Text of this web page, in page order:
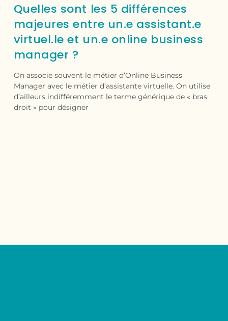
Quelles sont les 5 différences
majeures entre un.e assistant.e
virtuel.le et un.e online business
manager ?
On associe souvent le métier d’Online Business
Manager avec le métier d’assistante virtuelle. On utilise
d’ailleurs indifféremment le terme générique de « bras
droit » pour désigner